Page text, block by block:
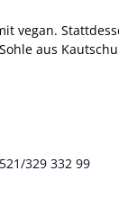
vegan.
aus
329 332 99